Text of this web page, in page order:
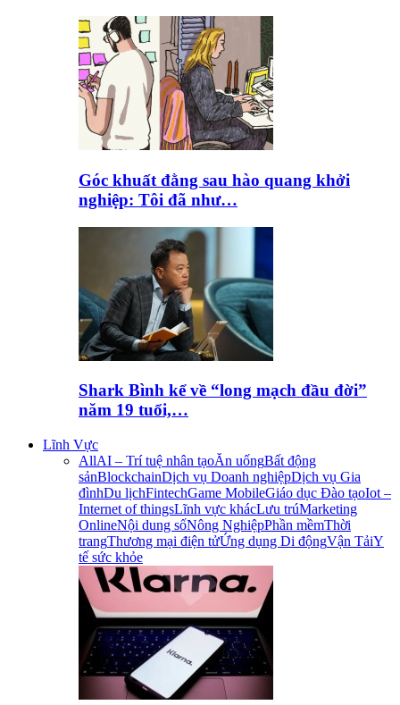
Góc khuất đằng sau hào quang khởi
nghiệp: Tôi đã như…
Shark Bình kể về “long mạch đầu đời”
năm 19 tuổi,…
Lĩnh Vực
AllAI – Trí tuệ nhân tạoĂn uốngBất động
sảnBlockchainDịch vụ Doanh nghiệpDịch vụ Gia
đìnhDu lịchFintechGame MobileGiáo dục Đào tạoIot –
Internet of thingsLĩnh vực khácLưu trúMarketing
OnlineNội dung sốNông NghiệpPhần mềmThời
trangThương mại điện tửỨng dụng Di độngVận TảiY
tế sức khỏe